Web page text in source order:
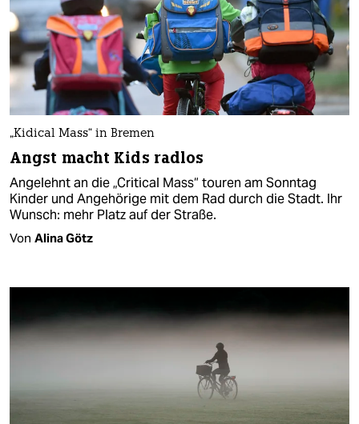
„Kidical Mass“ in Bremen
Angst macht Kids radlos
Angelehnt an die „Critical Mass“ touren am Sonntag
Kinder und Angehörige mit dem Rad durch die Stadt. Ihr
Wunsch: mehr Platz auf der Straße.
Von Alina Götz